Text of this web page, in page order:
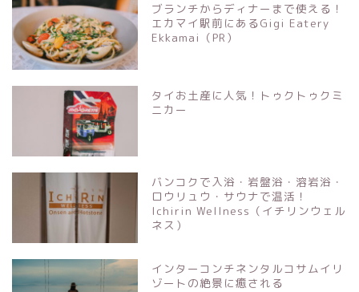
ブランチからディナーまで使える！
エカマイ駅前にあるGigi Eatery
Ekkamai（PR）
タイお土産に人気！トゥクトゥクミ
ニカー
バンコクで入浴・岩盤浴・溶岩浴・
ロウリュウ・サウナで温活！
Ichirin Wellness（イチリンウェル
ネス）
インターコンチネンタルコサムイリ
ゾートの絶景に癒される